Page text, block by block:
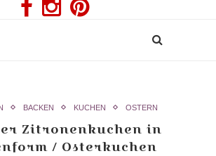
BACKEN KUCHEN OSTERN
Zitronenkuchen in
/ Osterkuchen